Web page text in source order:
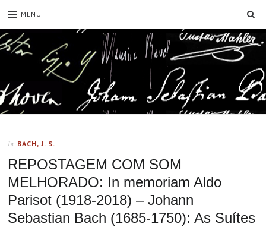
MENU
In BACH, J. S.
REPOSTAGEM COM SOM
MELHORADO: In memoriam Aldo
Parisot (1918-2018) – Johann
Sebastian Bach (1685-1750): As Suítes